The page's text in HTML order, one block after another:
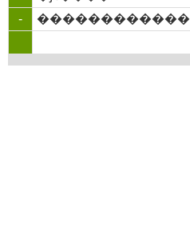
-
������������